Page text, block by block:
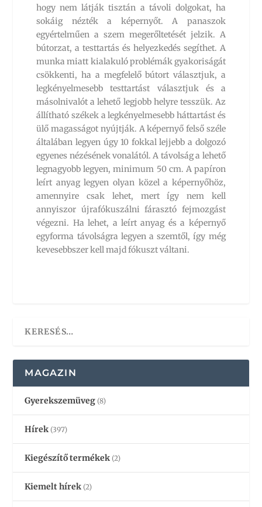
hogy nem látják tisztán a távoli dolgokat, ha
sokáig nézték a képernyőt. A panaszok
egyértelműen a szem megerőltetését jelzik. A
bútorzat, a testtartás és helyezkedés segíthet. A
munka miatt kialakuló problémák gyakoriságát
csökkenti, ha a megfelelő bútort választjuk, a
legkényelmesebb testtartást választjuk és a
másolnivalót a lehető legjobb helyre tesszük. Az
állítható székek a legkényelmesebb háttartást és
ülő magasságot nyújtják. A képernyő felső széle
általában legyen úgy 10 fokkal lejjebb a dolgozó
egyenes nézésének vonalától. A távolság a lehető
legnagyobb legyen, minimum 50 cm. A papíron
leírt anyag legyen olyan közel a képernyőhöz,
amennyire csak lehet, mert így nem kell
annyiszor újrafókuszálni fárasztó fejmozgást
végezni. Ha lehet, a leírt anyag és a képernyő
egyforma távolságra legyen a szemtől, így még
kevesebbszer kell majd fókuszt váltani.
MAGAZIN
Gyerekszemüveg (8)
Hírek (397)
Kiegészítő termékek (2)
Kiemelt hírek (2)